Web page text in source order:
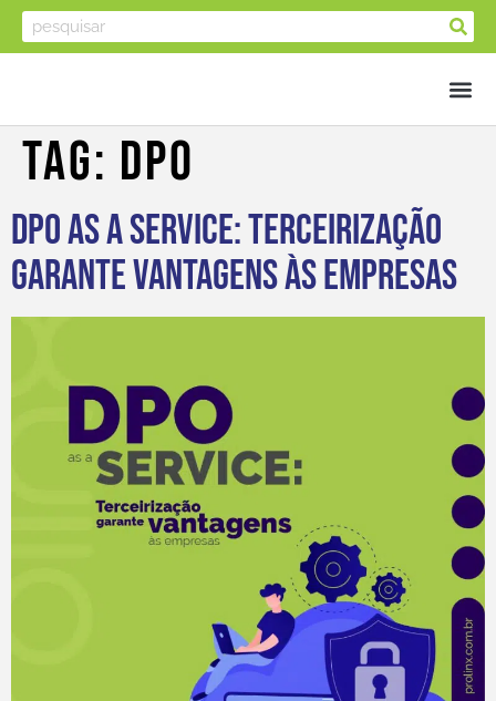
Tag: DPO
DPO as a Service: terceirização
garante vantagens às empresas